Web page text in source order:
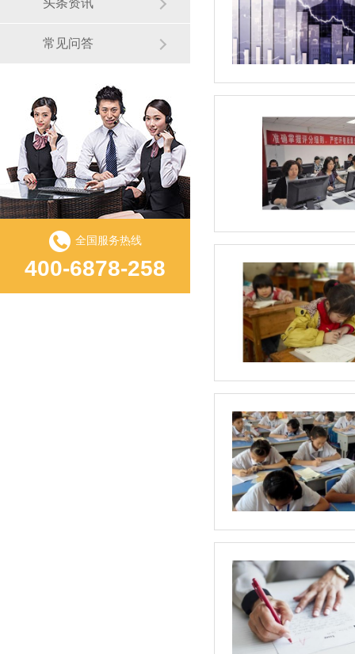
头条资讯
常见问答
全国服务热线
400-6878-258